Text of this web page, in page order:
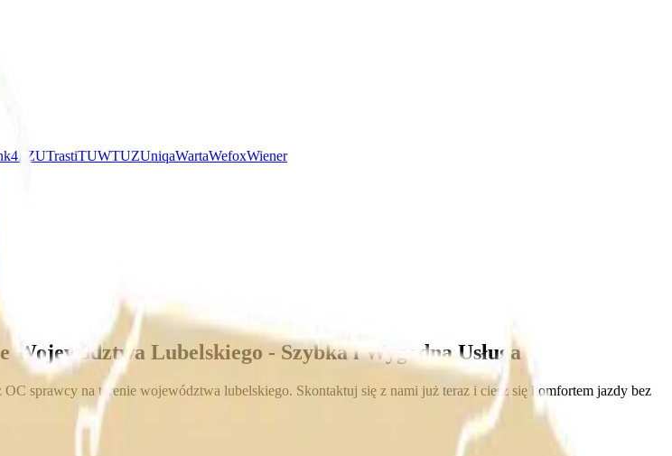
PZUTrastiTUWTUZUniqaWartaWefoxWiener
Województwa Lubelskiego - Szybka i Wygodna Usługa
sprawcy na terenie województwa lubelskiego. Skontaktuj się z nami już teraz i ciesz się komfortem jazdy bez